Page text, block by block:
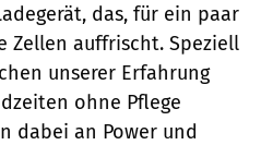
das, für ein paar
Zellen auffrischt. Speziell
unserer Erfahrung
ohne Pflege
dabei an Power und